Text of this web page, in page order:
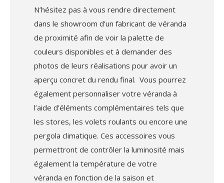
N’hésitez pas à vous rendre directement
dans le showroom d’un fabricant de véranda
de proximité afin de voir la palette de
couleurs disponibles et à demander des
photos de leurs réalisations pour avoir un
aperçu concret du rendu final. Vous pourrez
également personnaliser votre véranda à
l’aide d’éléments complémentaires tels que
les stores, les volets roulants ou encore une
pergola climatique. Ces accessoires vous
permettront de contrôler la luminosité mais
également la température de votre
véranda en fonction de la saison et